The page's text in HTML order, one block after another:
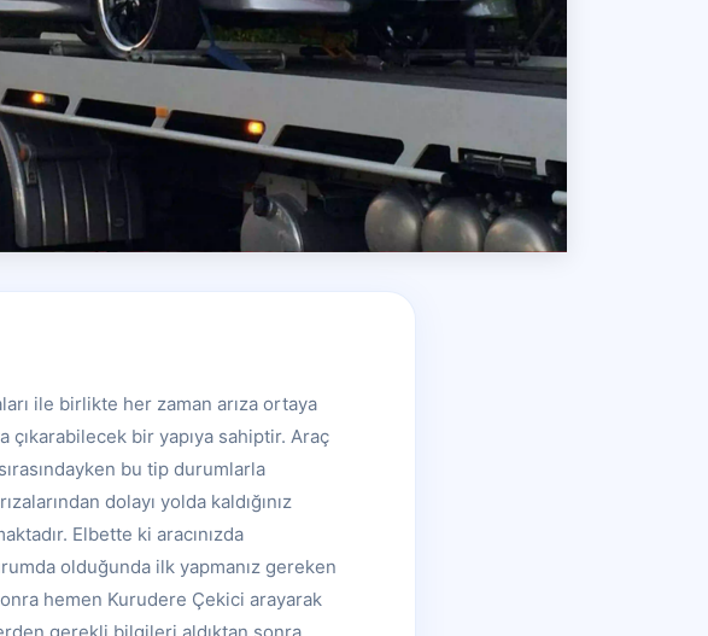
ile birlikte her zaman arıza ortaya
bir yapıya sahiptir. Araç
bu tip durumlarla
dolayı yolda kaldığınız
Elbette ki aracınızda
olduğunda ilk yapmanız gereken
hemen Kurudere Çekici arayarak